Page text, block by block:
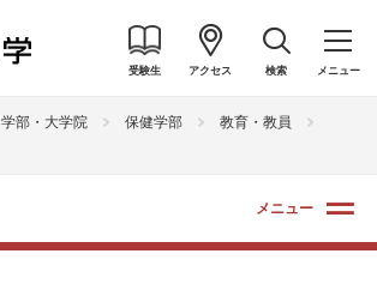
受験生 アクセス 検索 メニュー
学部・大学院 保健学部
教育・教員
メニュー